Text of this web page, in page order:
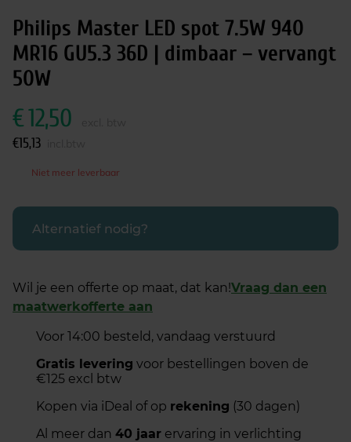
Philips Master LED spot 7.5W 940
MR16 GU5.3 36D | dimbaar – vervangt
50W
€12,50
€15,13
Niet meer leverbaar
Alternatief nodig?
Wil je een offerte op maat, dat kan!Vraag dan een
maatwerkofferte aan
Voor 14:00 besteld, vandaag verstuurd
Gratis levering voor bestellingen boven de
€125 excl btw
Kopen via iDeal of op rekening (30 dagen)
Al meer dan 40 jaar ervaring in verlichting